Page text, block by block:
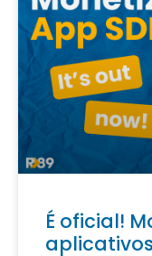
É oficial!